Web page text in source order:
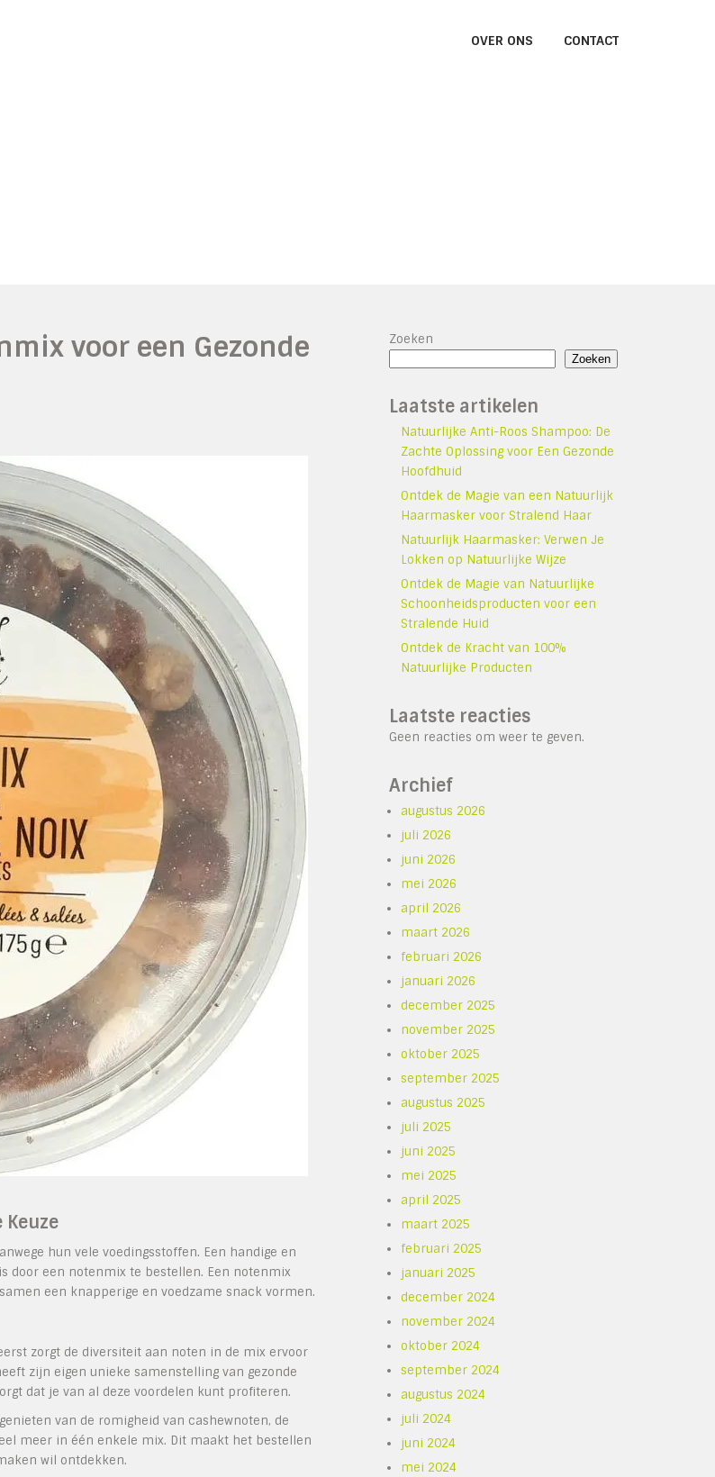
OVER ONS CONTACT
voor een Gezonde
Keuze
hun vele voedingsstoffen. Een handige en
door een notenmix te bestellen. Een notenmix
een knapperige en voedzame snack vormen.
zorgt de diversiteit aan noten in de mix ervoor
zijn eigen unieke samenstelling van gezonde
dat je van al deze voordelen kunt profiteren.
van de romigheid van cashewnoten, de
meer in één enkele mix. Dit maakt het bestellen
wil ontdekken.
Zoeken
Zoeken
Laatste artikelen
Natuurlijke Anti-Roos Shampoo: De
Zachte Oplossing voor Een Gezonde
Hoofdhuid
Ontdek de Magie van een Natuurlijk
Haarmasker voor Stralend Haar
Natuurlijk Haarmasker: Verwen Je
Lokken op Natuurlijke Wijze
Ontdek de Magie van Natuurlijke
Schoonheidsproducten voor een
Stralende Huid
Ontdek de Kracht van 100%
Natuurlijke Producten
Laatste reacties
Geen reacties om weer te geven.
Archief
augustus 2026
juli 2026
juni 2026
mei 2026
april 2026
maart 2026
februari 2026
januari 2026
december 2025
november 2025
oktober 2025
september 2025
augustus 2025
juli 2025
juni 2025
mei 2025
april 2025
maart 2025
februari 2025
januari 2025
december 2024
november 2024
oktober 2024
september 2024
augustus 2024
juli 2024
juni 2024
mei 2024